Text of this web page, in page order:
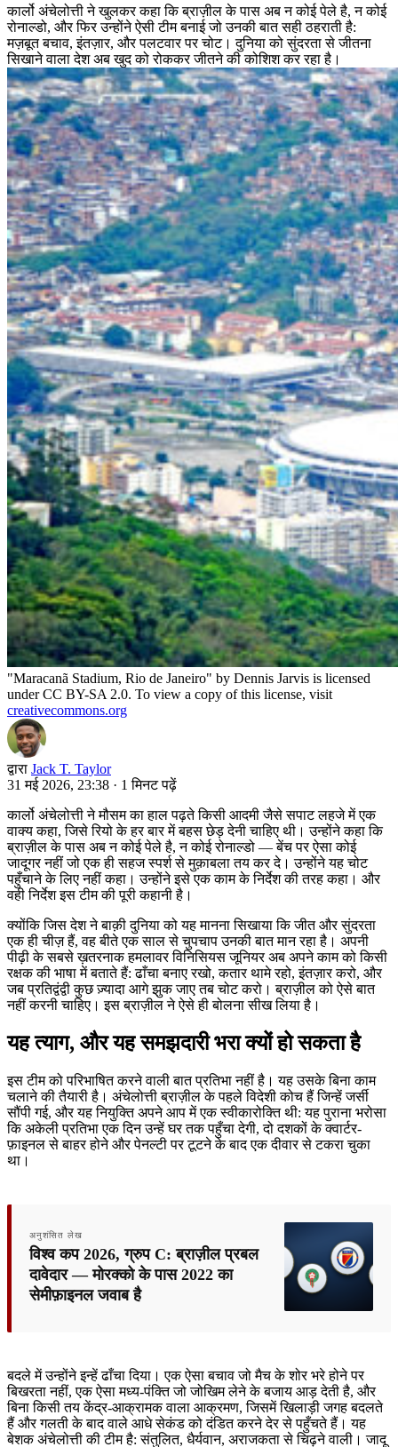
कार्लो अंचेलोत्ती ने खुलकर कहा कि ब्राज़ील के पास अब न कोई पेले है, न कोई
रोनाल्डो, और फिर उन्होंने ऐसी टीम बनाई जो उनकी बात सही ठहराती है:
मज़बूत बचाव, इंतज़ार, और पलटवार पर चोट। दुनिया को सुंदरता से जीतना
सिखाने वाला देश अब खुद को रोककर जीतने की कोशिश कर रहा है।
"Maracanã Stadium, Rio de Janeiro" by Dennis Jarvis is licensed
under CC BY-SA 2.0. To view a copy of this license, visit
creativecommons.org
द्वारा Jack T. Taylor
31 मई 2026, 23:38 · 1 मिनट पढ़ें
कार्लो अंचेलोत्ती ने मौसम का हाल पढ़ते किसी आदमी जैसे सपाट लहजे में एक
वाक्य कहा, जिसे रियो के हर बार में बहस छेड़ देनी चाहिए थी। उन्होंने कहा कि
ब्राज़ील के पास अब न कोई पेले है, न कोई रोनाल्डो — बेंच पर ऐसा कोई
जादूगर नहीं जो एक ही सहज स्पर्श से मुक़ाबला तय कर दे। उन्होंने यह चोट
पहुँचाने के लिए नहीं कहा। उन्होंने इसे एक काम के निर्देश की तरह कहा। और
वही निर्देश इस टीम की पूरी कहानी है।
क्योंकि जिस देश ने बाक़ी दुनिया को यह मानना सिखाया कि जीत और सुंदरता
एक ही चीज़ हैं, वह बीते एक साल से चुपचाप उनकी बात मान रहा है। अपनी
पीढ़ी के सबसे ख़तरनाक हमलावर विनिसियस जूनियर अब अपने काम को किसी
रक्षक की भाषा में बताते हैं: ढाँचा बनाए रखो, कतार थामे रहो, इंतज़ार करो, और
जब प्रतिद्वंद्वी कुछ ज़्यादा आगे झुक जाए तब चोट करो। ब्राज़ील को ऐसे बात
नहीं करनी चाहिए। इस ब्राज़ील ने ऐसे ही बोलना सीख लिया है।
यह त्याग, और यह समझदारी भरा क्यों हो सकता है
इस टीम को परिभाषित करने वाली बात प्रतिभा नहीं है। यह उसके बिना काम
चलाने की तैयारी है। अंचेलोत्ती ब्राज़ील के पहले विदेशी कोच हैं जिन्हें जर्सी
सौंपी गई, और यह नियुक्ति अपने आप में एक स्वीकारोक्ति थी: यह पुराना भरोसा
कि अकेली प्रतिभा एक दिन उन्हें घर तक पहुँचा देगी, दो दशकों के क्वार्टर-
फ़ाइनल से बाहर होने और पेनल्टी पर टूटने के बाद एक दीवार से टकरा चुका
था।
अनुशंसित लेख
विश्व कप 2026, ग्रुप C: ब्राज़ील प्रबल
दावेदार — मोरक्को के पास 2022 का
सेमीफ़ाइनल जवाब है
बदले में उन्होंने इन्हें ढाँचा दिया। एक ऐसा बचाव जो मैच के शोर भरे होने पर
बिखरता नहीं, एक ऐसा मध्य-पंक्ति जो जोखिम लेने के बजाय आड़ देती है, और
बिना किसी तय केंद्र-आक्रामक वाला आक्रमण, जिसमें खिलाड़ी जगह बदलते
हैं और गलती के बाद वाले आधे सेकंड को दंडित करने देर से पहुँचते हैं। यह
बेशक अंचेलोत्ती की टीम है: संतुलित, धैर्यवान, अराजकता से चिढ़ने वाली। जादू